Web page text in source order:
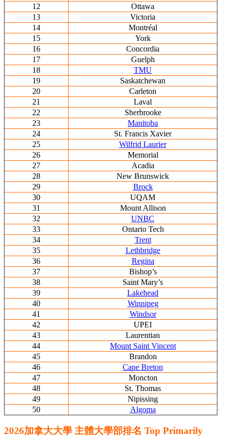
12
Ottawa
13
Victoria
14
Montréal
15
York
16
Concordia
17
Guelph
18
TMU
19
Saskatchewan
20
Carleton
21
Laval
22
Sherbrooke
23
Manitoba
24
St. Francis Xavier
25
Wilfrid Laurier
26
Memorial
27
Acadia
28
New Brunswick
29
Brock
30
UQAM
31
Mount Allison
32
UNBC
33
Ontario Tech
34
Trent
35
Lethbridge
36
Regina
37
Bishop’s
38
Saint Mary’s
39
Lakehead
40
Winnipeg
41
Windsor
42
UPEI
43
Laurentian
44
Mount Saint Vincent
45
Brandon
46
Cape Breton
47
Moncton
48
St. Thomas
49
Nipissing
50
Algoma
2026加拿大大學 主體大學部排名 Top Primarily